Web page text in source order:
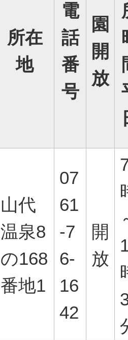
所在
地
電
話
番
号
園
開
放
山代
温泉8
の168
番地1
07
61
-7
6-
16
42
開
放